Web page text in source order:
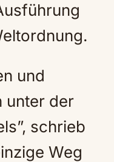
und
unter der
schrieb
Weg